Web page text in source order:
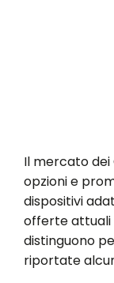
Il mercato
opzioni e
dispositivi
offerte attuali
distinguono
riportate